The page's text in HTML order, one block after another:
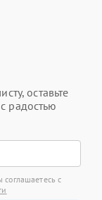
оставьте
радостью
соглашаетесь с